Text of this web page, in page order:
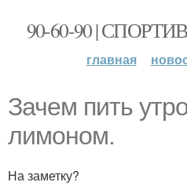
90-60-90 |
главная
Зачем пить
лимоном.
На заметку?